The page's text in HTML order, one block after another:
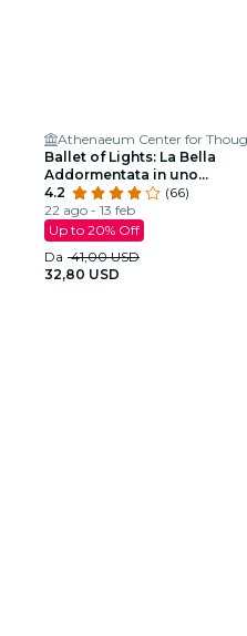
Ballet of Lights: La Bella
Addormentata in uno
spettacolo scintillante
4.2
(66)
22 ago - 13 feb
Up to 20% Off
Da 41,00 USD
32,80 USD